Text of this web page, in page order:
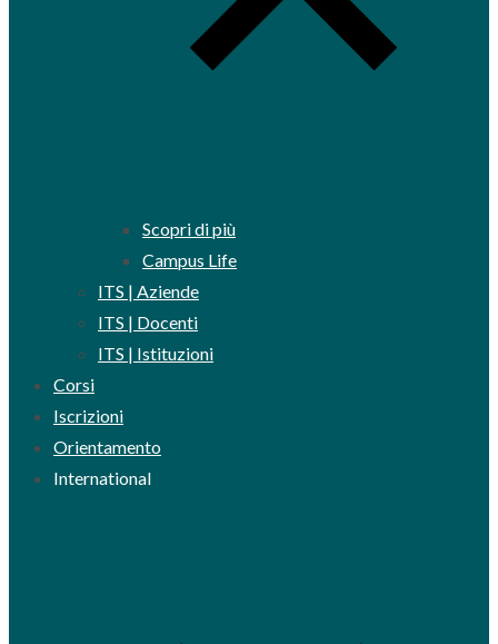
Scopri di più
Campus Life
ITS | Aziende
ITS | Docenti
ITS | Istituzioni
Corsi
Iscrizioni
Orientamento
International